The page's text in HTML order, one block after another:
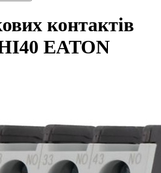
контактів
EATON